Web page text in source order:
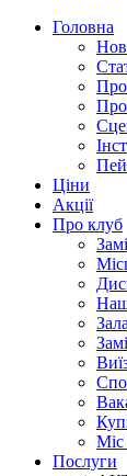
Головна
Ціни
Акції
Про клуб
Міс
Послуги